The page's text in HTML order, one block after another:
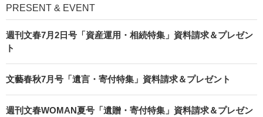
PRESENT & EVENT
週刊文春7月2日号「資産運用・相続特集」資料請求＆プレゼン
ト
文藝春秋7月号「遺言・寄付特集」資料請求＆プレゼント
週刊文春WOMAN夏号「遺贈・寄付特集」資料請求＆プレゼン